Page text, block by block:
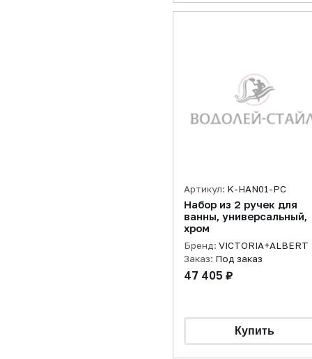
Артикул: K-HAN01-PC
Набор из 2 ручек для
ванны, универсальный,
хром
Бренд: VICTORIA+ALBERT
Заказ: Под заказ
47 405 ₽